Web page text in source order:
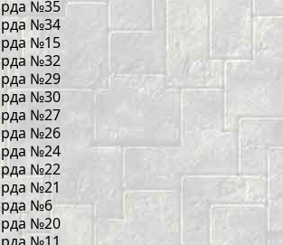
№35
№34
№15
№32
№29
№30
№27
№26
№24
№22
№21
№6
№20